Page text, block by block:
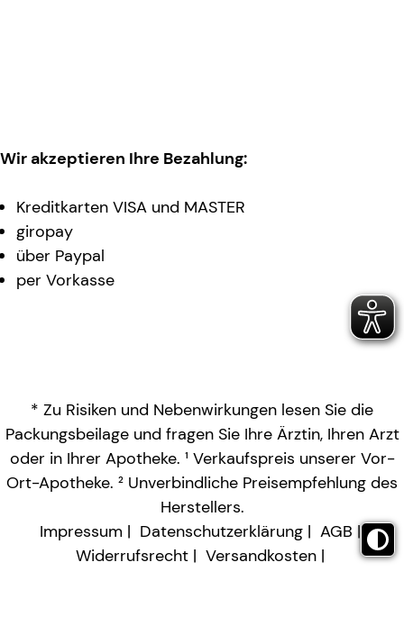
Wir akzeptieren Ihre Bezahlung:
Kreditkarten VISA und MASTER
giropay
über Paypal
per Vorkasse
* Zu Risiken und Nebenwirkungen lesen Sie die
Packungsbeilage und fragen Sie Ihre Ärztin, Ihren Arzt
oder in Ihrer Apotheke. ¹ Verkaufspreis unserer Vor-
Ort-Apotheke. ² Unverbindliche Preisempfehlung des
Herstellers.
Impressum
Datenschutzerklärung
AGB
Widerrufsrecht
Versandkosten